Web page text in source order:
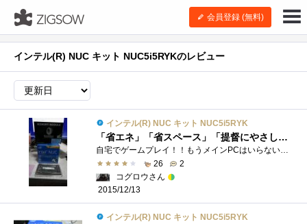
会員登録 (無料)
インテル(R) NUC キット NUC5i5RYKのレビュー
インテル(R) NUC キット NUC5i5RYK
「省エネ」「省スペース」「提督にやさしい」小さな力持ちさん
自宅でゲームプレイ！！もうメインPCはいらない！？ こんにちは。インテル(R)NUCキットNUC5i5RYKのレビューをすることになりました。コグロウです�...
26
2
コグロウさん
2015/12/13
インテル(R) NUC キット NUC5i5RYK